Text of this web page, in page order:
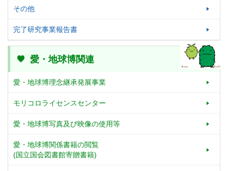
その他
完了研究事業報告書
愛・地球博関連
愛・地球博理念継承発展事業
モリコロライセンスセンター
愛・地球博写真及び映像の使用等
愛・地球博関係書籍の閲覧
(国立国会図書館寄贈書籍)